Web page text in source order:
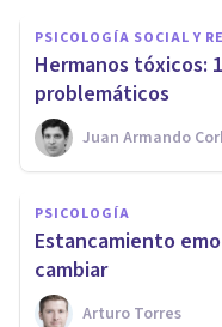
PSICOLOGÍA SOCIAL Y
Hermanos tóxicos:
problemáticos
Juan Armando
PSICOLOGÍA
Estancamiento
cambiar
Arturo Torres